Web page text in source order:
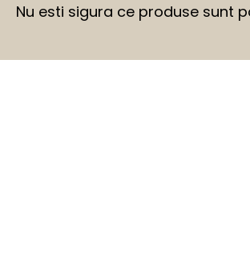
Nu esti sigura ce produse sunt